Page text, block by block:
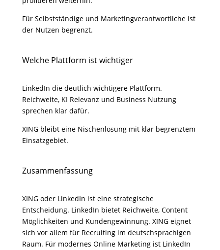
Für Selbstständige und Marketingverantwortliche ist
der Nutzen begrenzt.
Welche Plattform ist wichtiger
LinkedIn die deutlich wichtigere Plattform.
Reichweite, KI Relevanz und Business Nutzung
sprechen klar dafür.
XING bleibt eine Nischenlösung mit klar begrenztem
Einsatzgebiet.
Zusammenfassung
XING oder LinkedIn ist eine strategische
Entscheidung. LinkedIn bietet Reichweite, Content
Möglichkeiten und Kundengewinnung. XING eignet
sich vor allem für Recruiting im deutschsprachigen
Raum. Für modernes Online Marketing ist LinkedIn